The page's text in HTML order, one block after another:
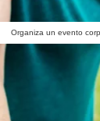
Organiza un evento